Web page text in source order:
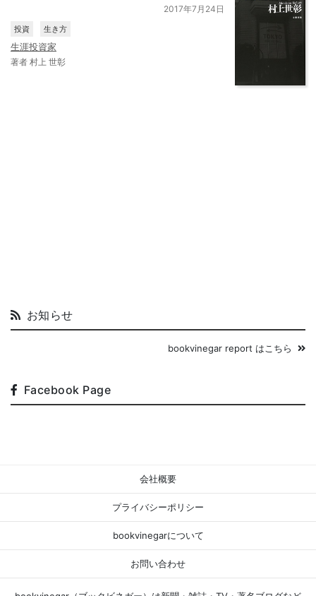
2017年7月24日
投資 生き方
生涯投資家
著者 村上 世彰
お知らせ
bookvinegar report はこちら
Facebook Page
会社概要
プライバシーポリシー
bookvinegarについて
お問い合わせ